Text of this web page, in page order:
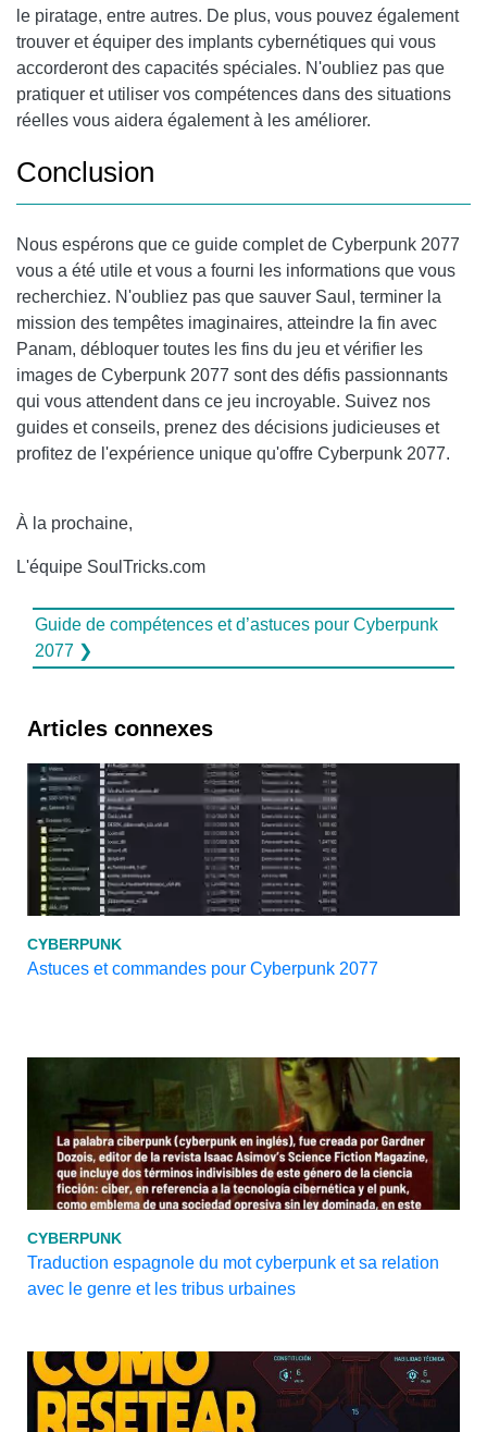
le piratage, entre autres. De plus, vous pouvez également
trouver et équiper des implants cybernétiques qui vous
accorderont des capacités spéciales. N'oubliez pas que
pratiquer et utiliser vos compétences dans des situations
réelles vous aidera également à les améliorer.
Conclusion
Nous espérons que ce guide complet de Cyberpunk 2077
vous a été utile et vous a fourni les informations que vous
recherchiez. N'oubliez pas que sauver Saul, terminer la
mission des tempêtes imaginaires, atteindre la fin avec
Panam, débloquer toutes les fins du jeu et vérifier les
images de Cyberpunk 2077 sont des défis passionnants
qui vous attendent dans ce jeu incroyable. Suivez nos
guides et conseils, prenez des décisions judicieuses et
profitez de l'expérience unique qu'offre Cyberpunk 2077.
À la prochaine,
L'équipe SoulTricks.com
Guide de compétences et d’astuces pour Cyberpunk
2077 ❯
Articles connexes
CYBERPUNK
Astuces et commandes pour Cyberpunk 2077
CYBERPUNK
Traduction espagnole du mot cyberpunk et sa relation
avec le genre et les tribus urbaines